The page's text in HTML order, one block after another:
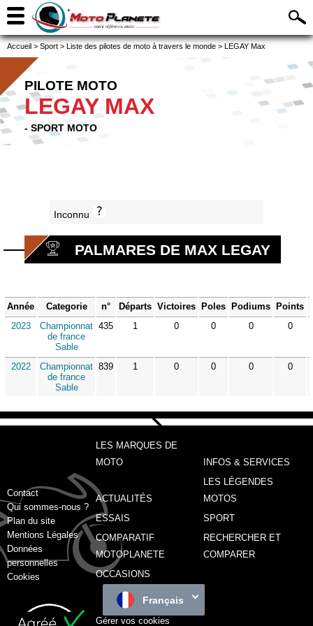
Accueil > Sport > Liste des pilotes de moto à travers le monde > LEGAY Max
PILOTE MOTO
LEGAY MAX
- SPORT MOTO
Inconnu
PALMARES DE MAX LEGAY
Année Categorie n° Départs Victoires Poles Podiums Points
2023
Championnat
de france
Sable
435 1 0 0 0 0
2022
Championnat
de france
Sable
839 1 0 0 0 0
Contact
Qui sommes-nous ?
Plan du site
Mentions Légales
Données
personnelles
Cookies
LES MARQUES DE
MOTO
INFOS & SERVICES
ACTUALITÉS
LES LÉGENDES
MOTOS
ESSAIS
SPORT
COMPARATIF
MOTOPLANETE
RECHERCHER ET
COMPARER
OCCASIONS
Français
Gérer vos cookies